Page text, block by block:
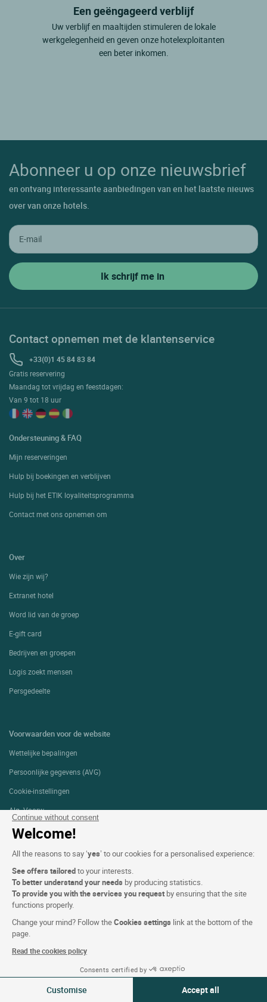
Continue without consent
Welcome!
All the reasons to say ‘yes’ to our cookies for a personalised experience:
See offers tailoredto your interests.
To better understand your needs by producing statistics.
To provide you with the services you request by ensuring that the site
functions properly.
Change your mind? Follow theCookies settings link at the bottom of the
page.
Read the cookies policy
Consents certified by
Customise Accept all
10-11 aug 2026
2 reizigers | 1 kamer
Een geëngageerd verblijf
Uw verblijf en maaltijden stimuleren de lokale
werkgelegenheid en geven onze hotelexploitanten
een beter inkomen.
Abonneer u op onze nieuwsbrief
en ontvang interessante aanbiedingen van en het laatste nieuws
over van onze hotels.
Contact opnemen met de klantenservice
+33(0)1 45 84 83 84
Gratis reservering
Maandag tot vrijdag en feestdagen:
Van 9 tot 18 uur
Ondersteuning & FAQ
Mijn reserveringen
Hulp bij boekingen en verblijven
Hulp bij het ETIK loyaliteitsprogramma
Contact met ons opnemen om
Over
Wie zijn wij?
Extranet hotel
Word lid van de groep
E-gift card
Bedrijven en groepen
Logis zoekt mensen
Persgedeelte
Voorwaarden voor de website
Wettelijke bepalingen
Persoonlijke gegevens (AVG)
Cookie-instellingen
Alg. Voorw.
Ondersteuning
Foto's
Logis copyright © 2026 Alle rechten voorbehouden gerealiseerd doorSIWAY